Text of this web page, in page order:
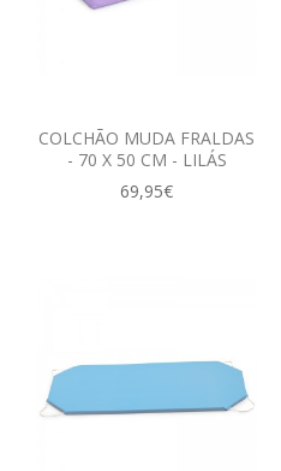
COLCHÃO MUDA FRALDAS
- 70 X 50 CM - LILÁS
69,95€